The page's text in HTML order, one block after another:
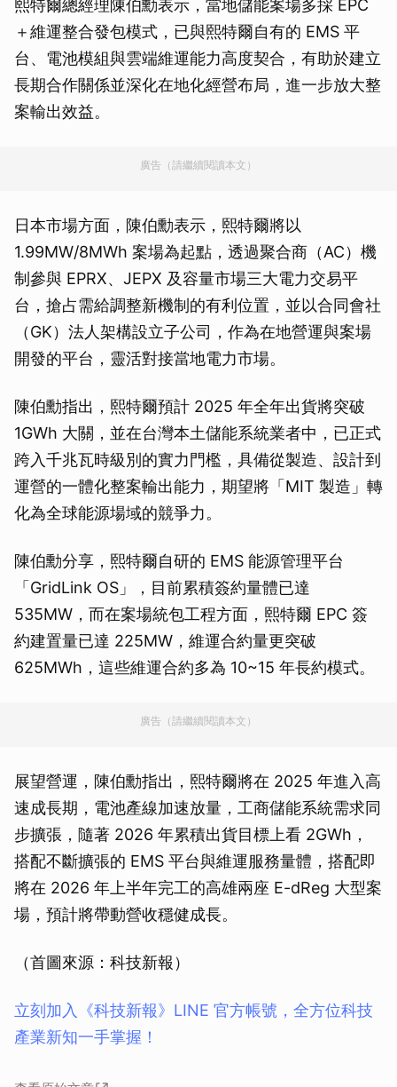
熙特爾總經理陳伯勳表示，當地儲能案場多採 EPC
＋維運整合發包模式，已與熙特爾自有的 EMS 平
台、電池模組與雲端維運能力高度契合，有助於建立
長期合作關係並深化在地化經營布局，進一步放大整
案輸出效益。
廣告（請繼續閱讀本文）
日本市場方面，陳伯勳表示，熙特爾將以
1.99MW/8MWh 案場為起點，透過聚合商（AC）機
制參與 EPRX、JEPX 及容量市場三大電力交易平
台，搶占需給調整新機制的有利位置，並以合同會社
（GK）法人架構設立子公司，作為在地營運與案場
開發的平台，靈活對接當地電力市場。
陳伯勳指出，熙特爾預計 2025 年全年出貨將突破
1GWh 大關，並在台灣本土儲能系統業者中，已正式
跨入千兆瓦時級別的實力門檻，具備從製造、設計到
運營的一體化整案輸出能力，期望將「MIT 製造」轉
化為全球能源場域的競爭力。
陳伯勳分享，熙特爾自研的 EMS 能源管理平台
「GridLink OS」，目前累積簽約量體已達
535MW，而在案場統包工程方面，熙特爾 EPC 簽
約建置量已達 225MW，維運合約量更突破
625MWh，這些維運合約多為 10~15 年長約模式。
廣告（請繼續閱讀本文）
展望營運，陳伯勳指出，熙特爾將在 2025 年進入高
速成長期，電池產線加速放量，工商儲能系統需求同
步擴張，隨著 2026 年累積出貨目標上看 2GWh，
搭配不斷擴張的 EMS 平台與維運服務量體，搭配即
將在 2026 年上半年完工的高雄兩座 E-dReg 大型案
場，預計將帶動營收穩健成長。
（首圖來源：科技新報）
立刻加入《科技新報》LINE 官方帳號，全方位科技
產業新知一手掌握！